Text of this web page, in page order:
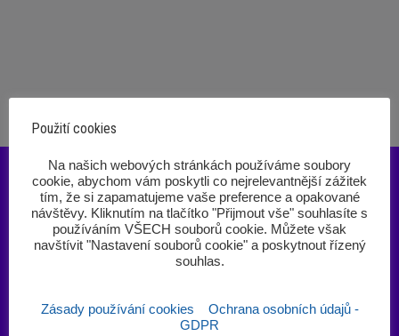
Použití cookies
‎Na našich webových stránkách používáme soubory
cookie, abychom vám poskytli co nejrelevantnější zážitek
tím, že si zapamatujeme vaše preference a opakované
návštěvy. Kliknutím na tlačítko "Přijmout vše" souhlasíte s
používáním VŠECH souborů cookie. Můžete však
navštívit "Nastavení souborů cookie" a poskytnout řízený
souhlas.‎
Zásady používání cookies
Ochrana osobních údajů -
GDPR